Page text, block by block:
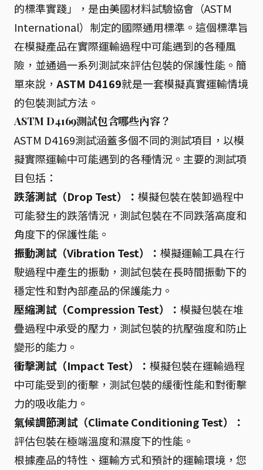
的標準實踐」，是由美國材料試驗協會（ASTM
International）制定的國際通用標準。這個標準旨
在模擬產品在實際運輸過程中可能遇到的各種風
險，並通過一系列測試來評估包裝的保護性能。簡
單來說， ASTM D4169就是一套模擬真實運輸情境
的包裝測試方法。
ASTM D4169測試包含哪些內容？
ASTM D4169測試涵蓋多個不同的測試項目，以模
擬實際運輸中可能遇到的各種情況。主要的測試項
目包括：
跌落測試（Drop Test）： 模擬包裝在裝卸過程中
可能發生的跌落情況，測試包裝在不同跌落高度和
角度下的保護性能。
振動測試（Vibration Test）： 模擬運輸工具在行
駛過程中產生的振動，測試包裝在長時間振動下的
穩定性和對內部產品的保護能力。
壓縮測試（Compression Test）： 模擬包裝在堆
疊過程中承受的壓力，測試包裝的抗壓強度和防止
變形的能力。
衝擊測試（Impact Test）： 模擬包裝在運輸過程
中可能受到的衝擊，測試包裝的緩衝性能和對衝擊
力的吸收能力。
氣候調節測試（Climate Conditioning Test）：
評估包裝在極端溫度和濕度下的性能。
根據產品的特性、運輸方式和預計的運輸環境，您